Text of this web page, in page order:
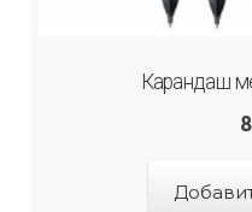
Карандаш